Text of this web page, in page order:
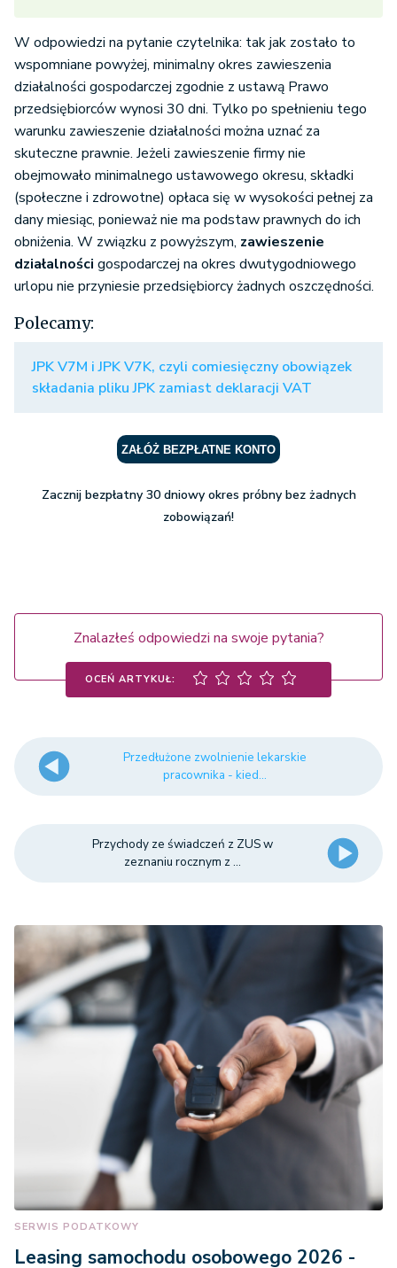
W odpowiedzi na pytanie czytelnika: tak jak zostało to
wspomniane powyżej, minimalny okres zawieszenia
działalności gospodarczej zgodnie z ustawą Prawo
przedsiębiorców wynosi 30 dni. Tylko po spełnieniu tego
warunku zawieszenie działalności można uznać za
skuteczne prawnie. Jeżeli zawieszenie firmy nie
obejmowało minimalnego ustawowego okresu, składki
(społeczne i zdrowotne) opłaca się w wysokości pełnej za
dany miesiąc, ponieważ nie ma podstaw prawnych do ich
obniżenia. W związku z powyższym, zawieszenie
działalności gospodarczej na okres dwutygodniowego
urlopu nie przyniesie przedsiębiorcy żadnych oszczędności.
Polecamy:
JPK V7M i JPK V7K, czyli comiesięczny obowiązek
składania pliku JPK zamiast deklaracji VAT
ZAŁÓŻ BEZPŁATNE KONTO
Zacznij bezpłatny 30 dniowy okres próbny bez żadnych
zobowiązań!
Znalazłeś odpowiedzi na swoje pytania?
OCEŃ ARTYKUŁ:
Przedłużone zwolnienie lekarskie
pracownika - kied...
Przychody ze świadczeń z ZUS w
zeznaniu rocznym z ...
SERWIS PODATKOWY
Leasing samochodu osobowego 2026 -